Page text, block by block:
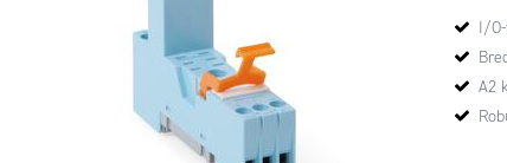
I/
A2